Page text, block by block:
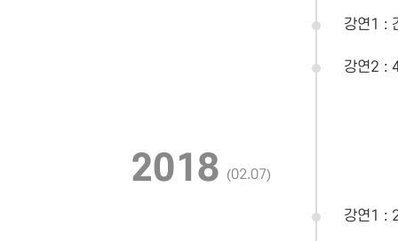
강연1 :
강연2 :
2018 (02.07)
강연1 :